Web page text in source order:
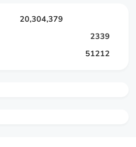
20,304,379
2339
51212